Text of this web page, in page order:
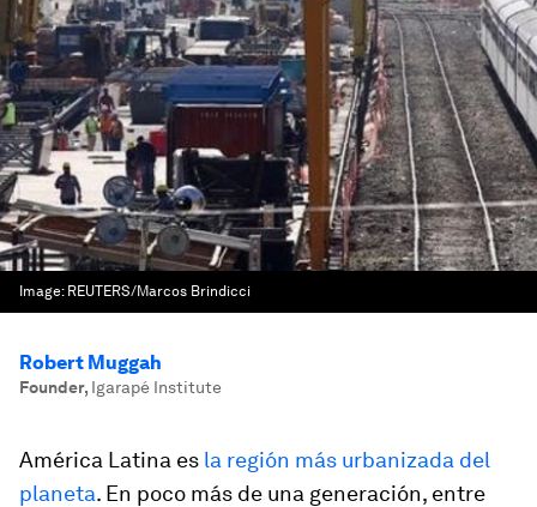
Image: REUTERS/Marcos Brindicci
Robert Muggah
Founder, Igarapé Institute
América Latina es la región más urbanizada del
planeta. En poco más de una generación, entre